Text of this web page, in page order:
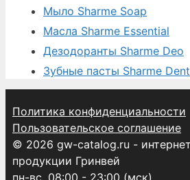
Мыло Sharme Soap
Масла Sharme Essential
Дезодоранты Sharme Deo
Зубные пасты Sharme Dent
Политика конфиденциальности
Пользовательское соглашение
© 2026 gw-catalog.ru -
продукции Гринвей